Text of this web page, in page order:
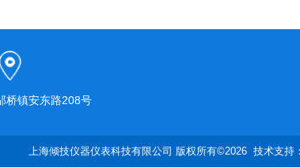
桥镇安东路208号
上海倾技仪器仪表科技有限公司 版权所有©2026 技术支持：